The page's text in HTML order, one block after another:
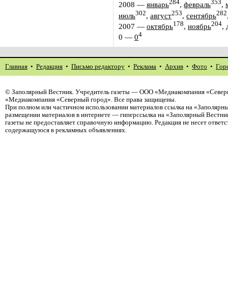
2008 — январь284, февраль353,
июль302, август253, сентябрь282
2007 — октябрь178, ноябрь204,
0 — 04
Главная • Редакция • Письмо редактору • Реклама • Архив • Фото •
© Заполярный Вестник. Учредитель газеты — ООО «Медиакомпания
«Медиакомпания «Северный город». Все права защищены.
При полном или частичном использовании материалов ссылка на
размещении материалов в интернете — гиперссылка на «Заполярный
газеты не предоставляет справочную информацию. Редакция не несет
содержащуюся в рекламных объявлениях.